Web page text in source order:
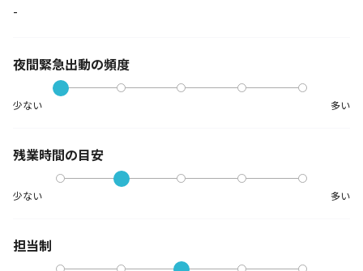
-
夜間緊急出動の頻度
少ない 多い
残業時間の目安
少ない 多い
担当制